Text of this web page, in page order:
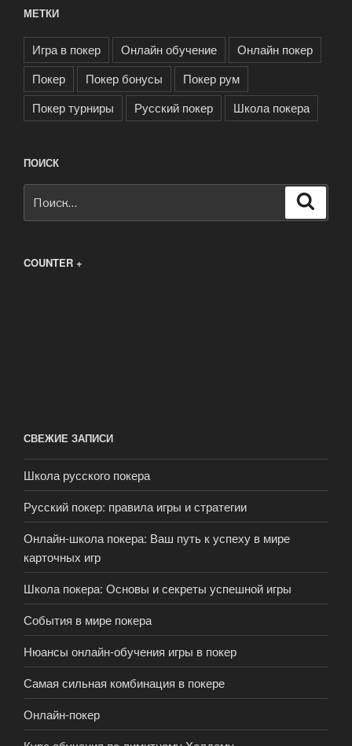
МЕТКИ
Игра в покер Онлайн обучение
Онлайн покер
Покер
Покер бонусы
Покер рум
Покер турниры
Русский покер Школа покера
ПОИСК
COUNTER +
СВЕЖИЕ ЗАПИСИ
Школа русского покера
Русский покер: правила игры и стратегии
Онлайн-школа покера: Ваш путь к успеху в мире
карточных игр
Школа покера: Основы и секреты успешной игры
События в мире покера
Нюансы онлайн-обучения игры в покер
Самая сильная комбинация в покере
Онлайн-покер